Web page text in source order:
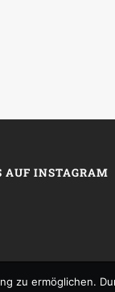
AUF INSTAGRAM
zu ermöglichen.